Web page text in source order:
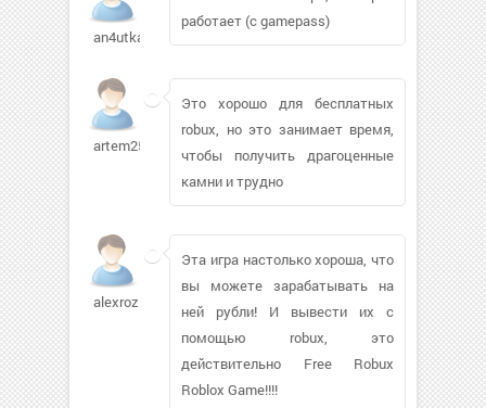
an4utka82
работает (с gamepass)
artem255
Это хорошо для бесплатных
robux, но это занимает время,
чтобы получить драгоценные
камни и трудно
alexrozik
Эта игра настолько хороша, что
вы можете зарабатывать на
ней рубли! И вывести их с
помощью robux, это
действительно Free Robux
Roblox Game!!!!